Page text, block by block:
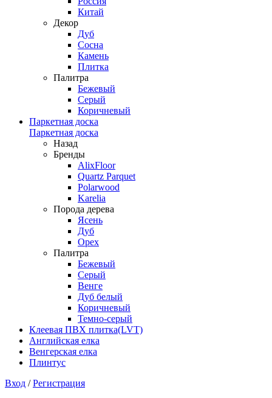
Китай
Декор
Дуб
Сосна
Камень
Плитка
Палитра
Бежевый
Серый
Коричневый
Паркетная доска
Паркетная доска
Назад
Бренды
AlixFloor
Quartz Parquet
Polarwood
Karelia
Порода дерева
Ясень
Дуб
Орех
Палитра
Бежевый
Серый
Венге
Дуб белый
Коричневый
Темно-серый
Клеевая ПВХ плитка(LVT)
Английская елка
Венгерская елка
Плинтус
Вход /Регистрация